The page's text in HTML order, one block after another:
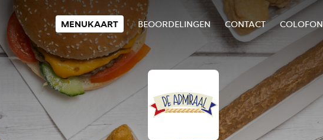
MENUKAART BEOORDELINGEN CONTACT COLOFON